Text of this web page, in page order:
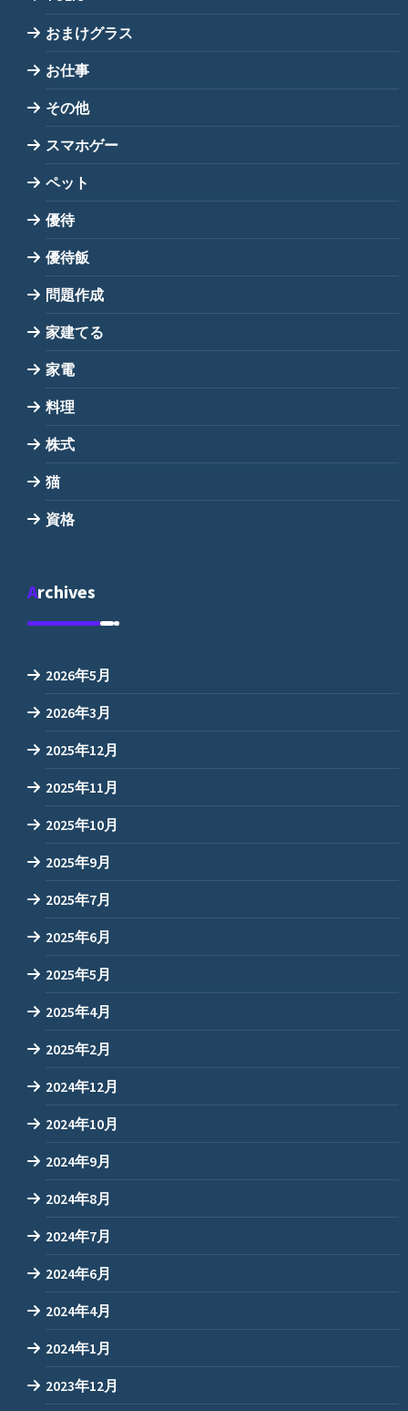
おまけグラス
お仕事
その他
スマホゲー
ペット
優待
優待飯
問題作成
家建てる
家電
料理
株式
猫
資格
Archives
2026年5月
2026年3月
2025年12月
2025年11月
2025年10月
2025年9月
2025年7月
2025年6月
2025年5月
2025年4月
2025年2月
2024年12月
2024年10月
2024年9月
2024年8月
2024年7月
2024年6月
2024年4月
2024年1月
2023年12月